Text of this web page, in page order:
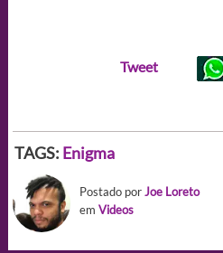
Tweet
TAGS: Enigma
Postado porJoe Loreto
em Videos